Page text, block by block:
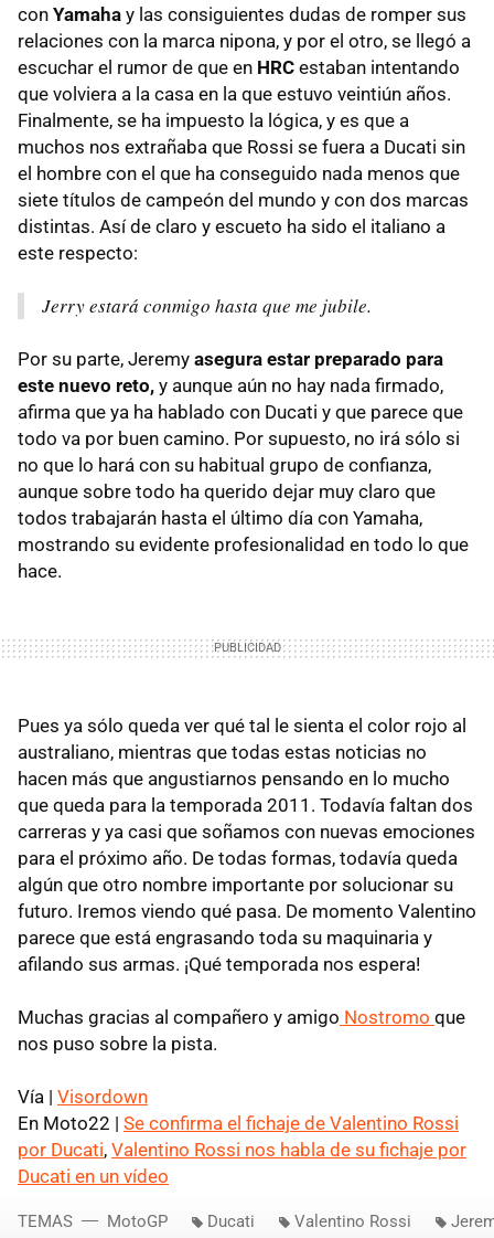
con Yamaha y las consiguientes dudas de romper sus
relaciones con la marca nipona, y por el otro, se llegó a
escuchar el rumor de que en HRC estaban intentando
que volviera a la casa en la que estuvo veintiún años.
Finalmente, se ha impuesto la lógica, y es que a
muchos nos extrañaba que Rossi se fuera a Ducati sin
el hombre con el que ha conseguido nada menos que
siete títulos de campeón del mundo y con dos marcas
distintas. Así de claro y escueto ha sido el italiano a
este respecto:
Jerry estará conmigo hasta que me jubile.
Por su parte, Jeremy asegura estar preparado para
este nuevo reto, y aunque aún no hay nada firmado,
afirma que ya ha hablado con Ducati y que parece que
todo va por buen camino. Por supuesto, no irá sólo si
no que lo hará con su habitual grupo de confianza,
aunque sobre todo ha querido dejar muy claro que
todos trabajarán hasta el último día con Yamaha,
mostrando su evidente profesionalidad en todo lo que
hace.
Pues ya sólo queda ver qué tal le sienta el color rojo al
australiano, mientras que todas estas noticias no
hacen más que angustiarnos pensando en lo mucho
que queda para la temporada 2011. Todavía faltan dos
carreras y ya casi que soñamos con nuevas emociones
para el próximo año. De todas formas, todavía queda
algún que otro nombre importante por solucionar su
futuro. Iremos viendo qué pasa. De momento Valentino
parece que está engrasando toda su maquinaria y
afilando sus armas. ¡Qué temporada nos espera!
Muchas gracias al compañero y amigo Nostromo que
nos puso sobre la pista.
Vía | Visordown
En Moto22 | Se confirma el fichaje de Valentino Rossi
por Ducati, Valentino Rossi nos habla de su fichaje por
Ducati en un vídeo
TEMAS MotoGP Ducati Valentino Rossi